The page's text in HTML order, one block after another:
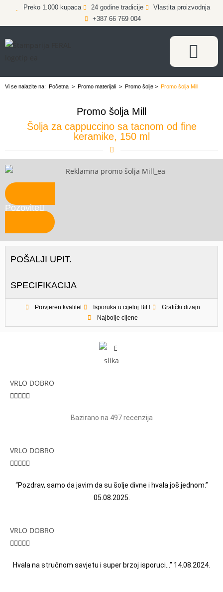
Preko 1.000 kupaca 24 godine tradicije
Vlastita proizvodnja
+387 66 769 004
Vi se nalazite na: Početna > Promo materijali > Promo šolje > Promo šolja Mill
Promo šolja Mill
Šolja za cappuccino sa tacnom od fine
keramike, 150 ml
Pozovite
POŠALJI UPIT.
SPECIFIKACIJA
Provjeren kvalitet Isporuka u cijeloj BiH
Grafički dizajn
Najbolje cijene
VRLO DOBRO

Bazirano na 497 recenzija
VRLO DOBRO

“Pozdrav, samo da javim da su šolje divne i hvala još jednom.”
05.08.2025.
VRLO DOBRO

Hvala na stručnom savjetu i super brzoj isporuci…” 14.08.2024.